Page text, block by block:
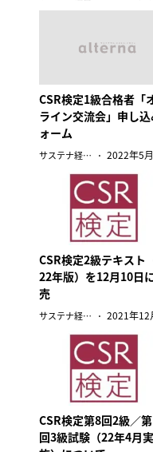
CSR検定1級合格者「
ライン交流会」申し
ォーム
サステナ経営検定 2022年5
CSR検定2級テキスト
22年版）を12月10日
売
サステナ経営検定 2021年12
CSR検定第8回2級／
回3級試験（22年4月実